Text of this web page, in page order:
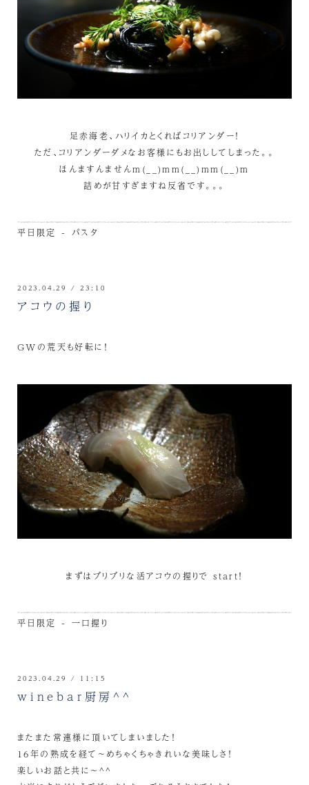
足赤海老、ハリイカとくればコリアンダー！
ただ、コリアンダーダメなお客様にもお出ししてしまった。。
ほんますんませんm(__)mm(__)mm(__)m
詰めが甘すぎますね反省です。。。
平日限定 - パスタ
2023.04.29 / 23:10
アコウの握り
GWの荒天も好転に！
まずはブリブリな活アコウの握りで start！
平日限定 - 一口握り
2023.04.29 / 11:15
winebar厨房^^
またまた常連様に頂いてしまいました！
16年の熟成を経て～めちゃくちゃきれいな美味しさ！
楽しいお話と共に～^^